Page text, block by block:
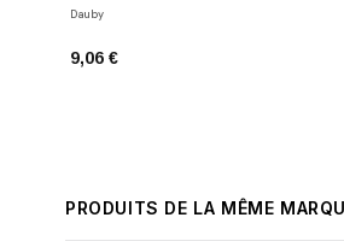
Dauby
9,06 €
PRODUITS DE LA MÊME